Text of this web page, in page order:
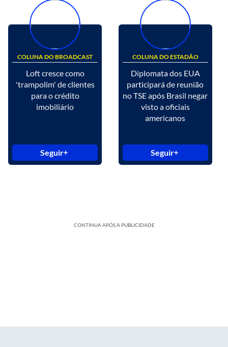
COLUNA DO BROADCAST
Loft cresce como
'trampolim' de clientes
para o crédito
imobiliário
Seguir
COLUNA DO ESTADÃO
Diplomata dos EUA
participará de reunião
no TSE após Brasil negar
visto a oficiais
americanos
Seguir
CONTINUA APÓS A PUBLICIDADE